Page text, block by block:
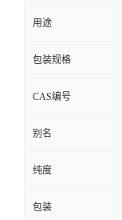
用途
包装规格
CAS编号
别名
纯度
包装